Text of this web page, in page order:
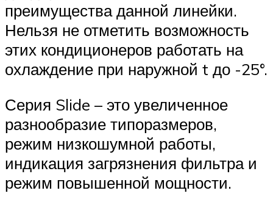
преимущества данной линейки.
Нельзя не отметить возможность
этих кондиционеров работать на
охлаждение при наружной t до -25°.
Серия Slide – это увеличенное
разнообразие типоразмеров,
режим низкошумной работы,
индикация загрязнения фильтра и
режим повышенной мощности.